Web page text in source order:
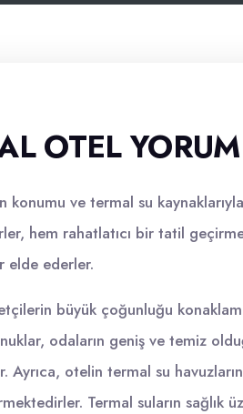
OTEL
konumu ve termal su
hem rahatlatıcı bir tatil
elde ederler.
büyük çoğunluğu
odaların geniş ve temiz
otelin termal su
Termal suların sağlık